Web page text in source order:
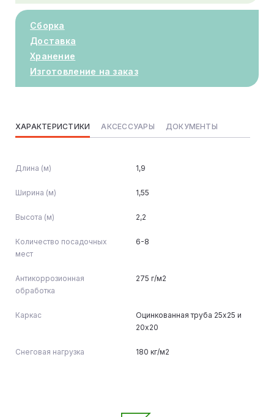
Сборка
Доставка
Хранение
Изготовление на заказ
ХАРАКТЕРИСТИКИ АКСЕССУАРЫ ДОКУМЕНТЫ
Длина (м) 1,9
Ширина (м) 1,55
Высота (м) 2,2
Количество посадочных
мест
6-8
Антикоррозионная
обработка
275 г/м2
Каркас
Оцинкованная труба 25х25 и
20х20
Снеговая нагрузка 180 кг/м2